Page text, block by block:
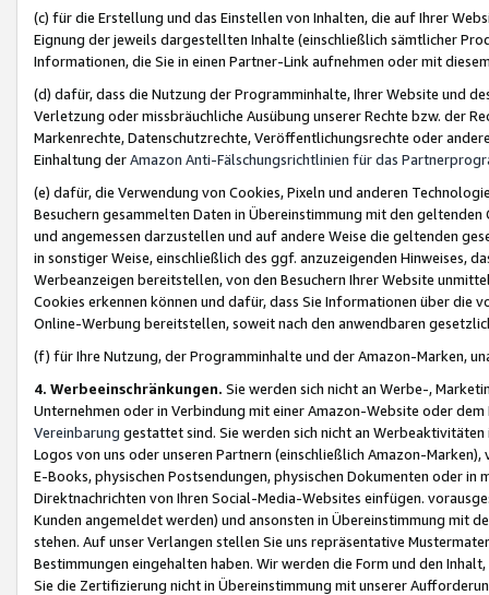
(c) für die Erstellung und das Einstellen von Inhalten, die auf Ihrer
Eignung der jeweils dargestellten Inhalte (einschließlich sämtlicher
Informationen, die Sie in einen Partner-Link aufnehmen oder mit
(d) dafür, dass die Nutzung der Programminhalte, Ihrer Website und
Verletzung oder missbräuchliche Ausübung unserer Rechte bzw. der
Markenrechte, Datenschutzrechte, Veröffentlichungsrechte oder
Einhaltung derAmazon Anti-Fälschungsrichtlinien für das
(e) dafür, die Verwendung von Cookies, Pixeln und anderen
Besuchern gesammelten Daten in Übereinstimmung mit den
und angemessen darzustellen und auf andere Weise die geltenden
in sonstiger Weise, einschließlich des ggf. anzuzeigenden Hinweises,
Werbeanzeigen bereitstellen, von den Besuchern Ihrer Website
Cookies erkennen können und dafür, dass Sie Informationen über die
Online-Werbung bereitstellen, soweit nach den anwendbaren
(f) für Ihre Nutzung, der Programminhalte und der Amazon-Marken,
4. Werbeeinschränkungen. Sie werden sich nicht an Werbe-,
Unternehmen oder in Verbindung mit einer Amazon-Website oder
Vereinbarung gestattet sind. Sie werden sich nicht an
Logos von uns oder unseren Partnern (einschließlich Amazon-
E-Books, physischen Postsendungen, physischen Dokumenten oder in
Direktnachrichten von Ihren Social-Media-Websites einfügen.
Kunden angemeldet werden) und ansonsten in Übereinstimmung mit
stehen. Auf unser Verlangen stellen Sie uns repräsentative
Bestimmungen eingehalten haben. Wir werden die Form und den
Sie die Zertifizierung nicht in Übereinstimmung mit unserer